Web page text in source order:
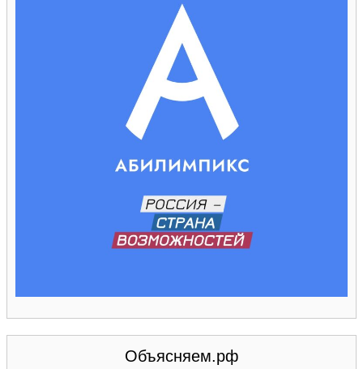
Объясняем.рф